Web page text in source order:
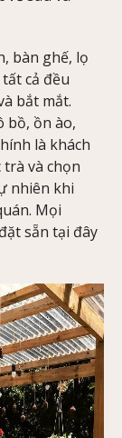
bàn ghế, lọ
cả đều
bắt mắt.
bồ, ồn ào,
là khách
và chọn
nhiên khi
Mọi
sẵn tại đây